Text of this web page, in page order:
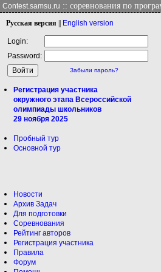
Contest.samsu.ru :: соревнования по
Русская версия Eng lish version
Login:
Password:
Забыли пароль?
Регистрация участника
окружного этапа Всероссийской
олимпиады школьников
29 ноября 2025
Пробный тур
Основной тур
Новости
Архив Задач
Для подготовки
Соревнования
Рейтинг авторов
Регистрация участника
Правила
Форум